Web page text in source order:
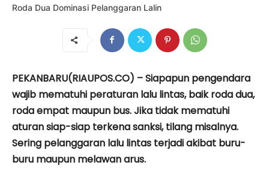
Roda Dua Dominasi Pelanggaran Lalin
PEKANBARU(RIAUPOS.CO) – Siapapun pengendara
wajib mematuhi peraturan lalu lintas, baik roda dua,
roda empat maupun bus. Jika tidak mematuhi
aturan siap-siap terkena sanksi, tilang misalnya.
Sering pelanggaran lalu lintas terjadi akibat buru-
buru maupun melawan arus.